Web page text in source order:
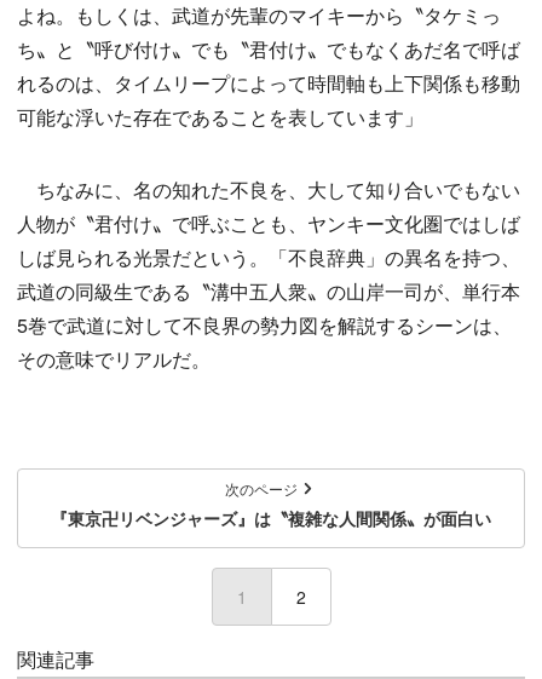
よね。もしくは、武道が先輩のマイキーから〝タケミっ
ち〟と〝呼び付け〟でも〝君付け〟でもなくあだ名で呼ば
れるのは、タイムリープによって時間軸も上下関係も移動
可能な浮いた存在であることを表しています」
ちなみに、名の知れた不良を、大して知り合いでもない
人物が〝君付け〟で呼ぶことも、ヤンキー文化圏ではしば
しば見られる光景だという。「不良辞典」の異名を持つ、
武道の同級生である〝溝中五人衆〟の山岸一司が、単行本
5巻で武道に対して不良界の勢力図を解説するシーンは、
その意味でリアルだ。
次のページ
『東京卍リベンジャーズ』は〝複雑な人間関係〟が面白い
1 (current)
2
関連記事